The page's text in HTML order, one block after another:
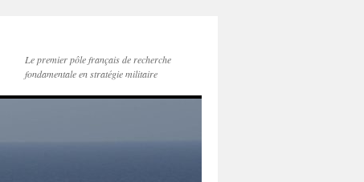
Le premier pôle français de recherche
fondamentale en stratégie militaire